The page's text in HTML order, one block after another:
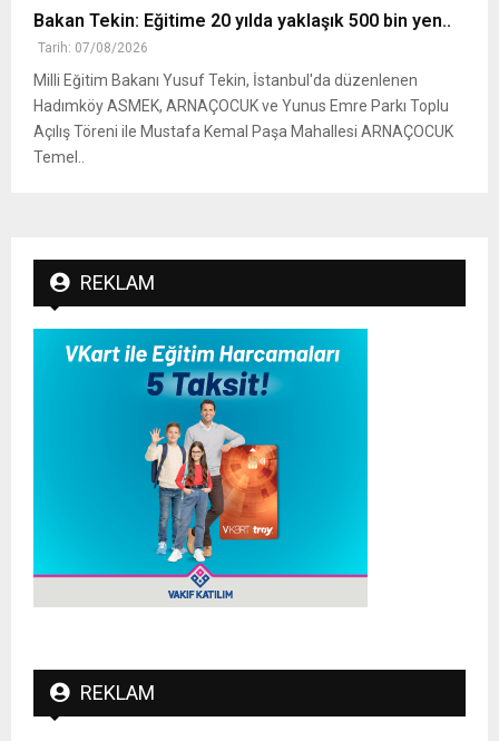
Bakan Tekin: Eğitime 20 yılda yaklaşık 500 bin yen..
Tarih: 07/08/2026
Milli Eğitim Bakanı Yusuf Tekin, İstanbul'da düzenlenen
Hadımköy ASMEK, ARNAÇOCUK ve Yunus Emre Parkı Toplu
Açılış Töreni ile Mustafa Kemal Paşa Mahallesi ARNAÇOCUK
Temel..
REKLAM
REKLAM